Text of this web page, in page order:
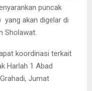
puncak
yang akan digelar di
Sholawat.
koordinasi terkait
Harlah 1 Abad
Jumat